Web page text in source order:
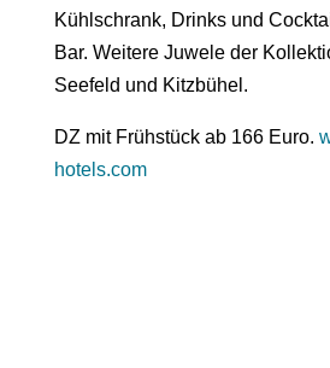
Kühlschrank, Drinks und
Bar. Weitere Juwele der
Seefeld und Kitzbühel.
DZ mit Frühstück ab 166 Euro.
hotels.com